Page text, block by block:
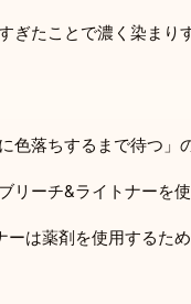
ぎたことで濃く染まり
色落ちするまで待つ」
リーチ&ライトナーを
は薬剤を使用するた